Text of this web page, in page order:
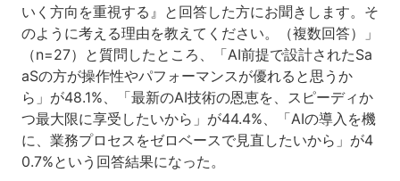
いく方向を重視する』と回答した方にお聞きします。そ
のように考える理由を教えてください。（複数回答）」
（n=27）と質問したところ、「AI前提で設計されたSa
aSの方が操作性やパフォーマンスが優れると思うか
ら」が48.1%、「最新のAI技術の恩恵を、スピーディか
つ最大限に享受したいから」が44.4%、「AIの導入を機
に、業務プロセスをゼロベースで見直したいから」が4
0.7%という回答結果になった。